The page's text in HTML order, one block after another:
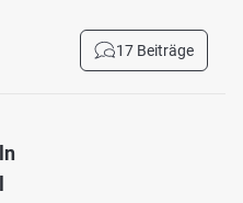
17 Beiträge